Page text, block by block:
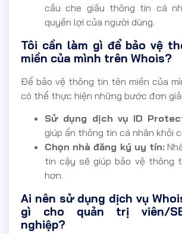
cầu che giấu thông tin cá
quyền lợi của người dùng.
Tôi cần làm gì để bảo vệ
miền của mình trên Whois?
Để bảo vệ thông tin tên miền của
có thể thực hiện những bước đơn
Sử dụng dịch vụ ID
giúp ẩn thông tin cá nhân khỏi
Chọn nhà đăng ký uy tín:
tin cậy sẽ giúp bảo vệ thông
hơn.
Ai nên sử dụng dịch vụ
gì cho quản trị viên/
nghiệp?